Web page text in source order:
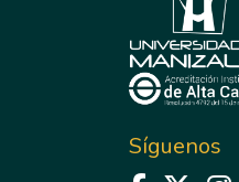
Síguenos